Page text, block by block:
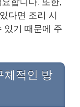
다면 조리 시
있기 때문에 주
체적인 방